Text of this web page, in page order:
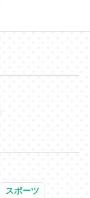
スポーツ